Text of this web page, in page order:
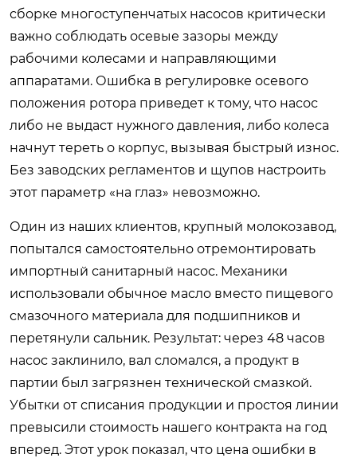
сборке многоступенчатых насосов критически
важно соблюдать осевые зазоры между
рабочими колесами и направляющими
аппаратами. Ошибка в регулировке осевого
положения ротора приведет к тому, что насос
либо не выдаст нужного давления, либо колеса
начнут тереть о корпус, вызывая быстрый износ.
Без заводских регламентов и щупов настроить
этот параметр «на глаз» невозможно.
Один из наших клиентов, крупный молокозавод,
попытался самостоятельно отремонтировать
импортный санитарный насос. Механики
использовали обычное масло вместо пищевого
смазочного материала для подшипников и
перетянули сальник. Результат: через 48 часов
насос заклинило, вал сломался, а продукт в
партии был загрязнен технической смазкой.
Убытки от списания продукции и простоя линии
превысили стоимость нашего контракта на год
вперед. Этот урок показал, что цена ошибки в